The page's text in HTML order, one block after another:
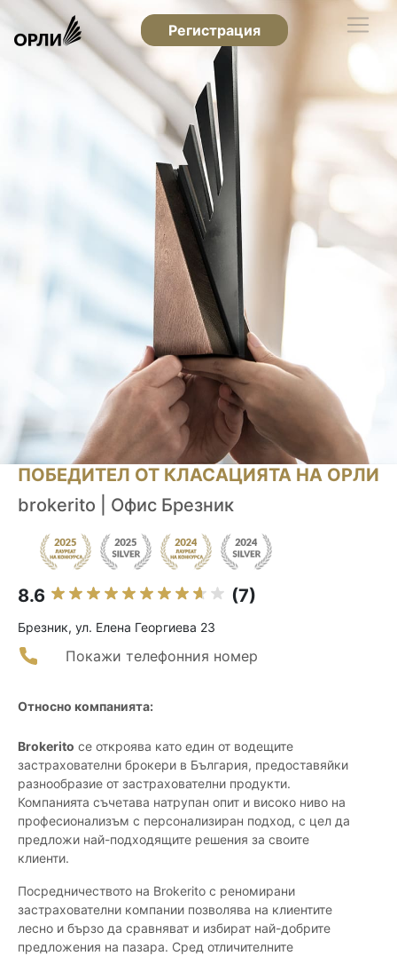
Регистрация
ПОБЕДИТЕЛ ОТ КЛАСАЦИЯТА НА ОРЛИ
brokerito | Офис Брезник
8.6 (7)
Брезник, ул. Елена Георгиева 23
Покажи телефонния номер
Относно компанията:
Brokerito се откроява като един от водещите
застрахователни брокери в България, предоставяйки
разнообразие от застрахователни продукти.
Компанията съчетава натрупан опит и високо ниво на
професионализъм с персонализиран подход, с цел да
предложи най-подходящите решения за своите
клиенти.
Посредничеството на Brokerito с реномирани
застрахователни компании позволява на клиентите
лесно и бързо да сравняват и избират най-добрите
предложения на пазара. Сред отличителните